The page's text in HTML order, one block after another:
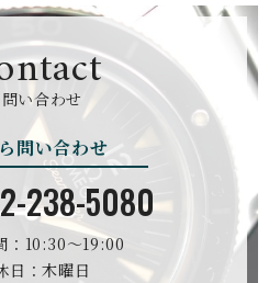
CZAPEK
チャペック
DAMASKO
DAVOSA
ダボサ
ラ
E.C.W
ヨーロピアン・カンパニ
ー・ウォッチ
い合わせ
問い合わせ
238-5080
：10:30〜19:00
日：木曜日